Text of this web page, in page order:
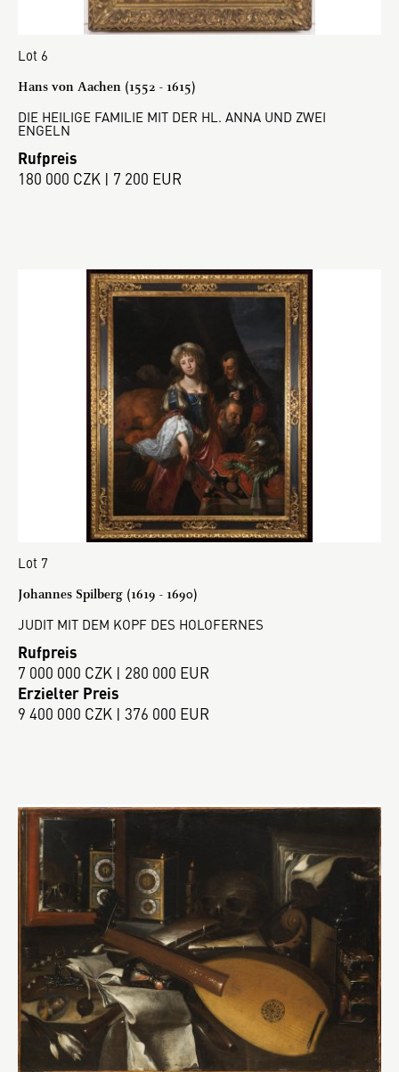
Lot 6
Hans von Aachen (1552 - 1615)
DIE HEILIGE FAMILIE MIT DER HL. ANNA UND ZWEI
ENGELN
Rufpreis
180 000 CZK | 7 200 EUR
Lot 7
Johannes Spilberg (1619 - 1690)
JUDIT MIT DEM KOPF DES HOLOFERNES
Rufpreis
7 000 000 CZK | 280 000 EUR
Erzielter Preis
9 400 000 CZK | 376 000 EUR